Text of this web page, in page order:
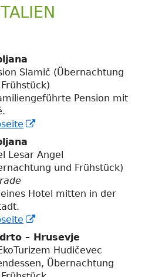
Slamič (Übernachtung
Pension mit
Fenster
öffnen
Lesar Angel
und Frühstück)
Hotel mitten in der
neuem
Fenster
öffnen
– Hrusevje
Hudičevec
Übernachtung